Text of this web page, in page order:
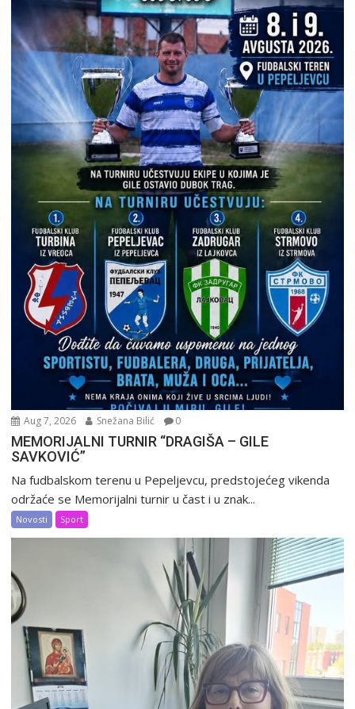
Aug 7, 2026 Snežana Bilić 0
MEMORIJALNI TURNIR “DRAGIŠA – GILE
SAVKOVIĆ”
Na fudbalskom terenu u Pepeljevcu, predstojećeg vikenda
održaće se Memorijalni turnir u čast i u znak...
Novosti Sport